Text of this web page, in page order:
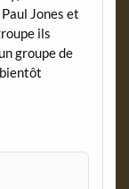
Jones et
ils
groupe de